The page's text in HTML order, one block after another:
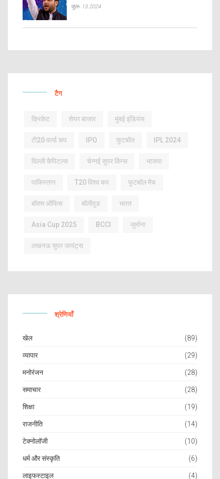
जुल॰ 13 2024
टैग
क्रिकेट शेयर बाजार मुंबई इंडियंस
टी20 वर्ल्ड कप IPO फुटबॉल IPL 2024
दिल्ली कैपिटल्स चेन्नई सुपर किंग्स भाजपा
पाकिस्तान T20 विश्व कप फुटबॉल मैच
बॉक्स ऑफिस बॉलीवुड भारत
Asia Cup 2025 BCCI जुर्माना
लखनऊ सुपर जायंट्स
श्रेणियाँ
खेल (89)
व्यापार (29)
मनोरंजन (28)
समाचार (28)
शिक्षा (19)
राजनीति (14)
टेक्नोलॉजी (10)
धर्म और संस्कृति (6)
लाइफस्टाइल (4)